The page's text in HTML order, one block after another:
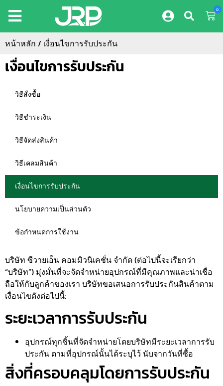
0
หน้าหลัก / เงื่อนไขการรับประกัน
เงื่อนไขการรับประกัน
วิธีสั่งซื้อ
วิธีชำระเงิน
วิธีจัดส่งสินค้า
วิธีเคลมสินค้า
เงื่อนไขการรับประกัน
นโยบายความเป็นส่วนตัว
ข้อกำหนดการใช้งาน
บริษัท ซีวายเอ็น คอมมิวนิเคชั่น จำกัด (ต่อไปนี้จะเรียกว่า
“บริษัท”) มุ่งมั่นที่จะจัดจำหน่ายอุปกรณ์ที่มีคุณภาพและน่าเชื่อ
ถือให้กับลูกค้าของเรา บริษัทขอเสนอการรับประกันสินค้าตาม
เงื่อนไขดังต่อไปนี้:
ระยะเวลาการรับประกัน
อุปกรณ์ทุกชิ้นที่จัดจำหน่ายโดยบริษัทมีระยะเวลาการรับ
ประกัน ตามที่อุปกรณ์นั้นได้ระบุไว้ นับจากวันที่ซื้อ
สิ่งที่ครอบคลุมโดยการรับประกัน